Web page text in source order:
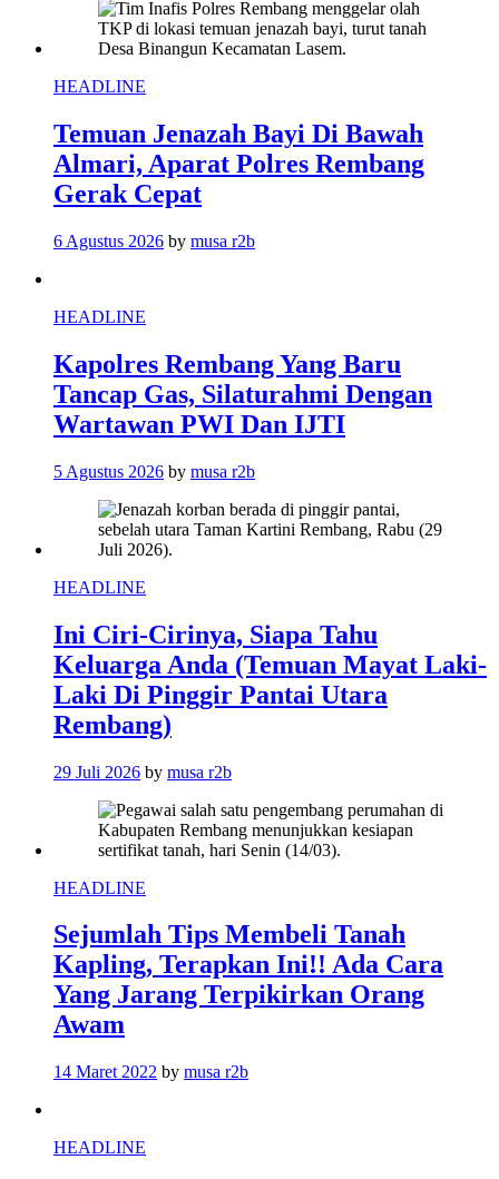
HEADLINE
Temuan Jenazah Bayi Di Bawah
Almari, Aparat Polres Rembang
Gerak Cepat
6 Agustus 2026 by musa r2b
HEADLINE
Kapolres Rembang Yang Baru
Tancap Gas, Silaturahmi Dengan
Wartawan PWI Dan IJTI
5 Agustus 2026 by musa r2b
HEADLINE
Ini Ciri-Cirinya, Siapa Tahu
Keluarga Anda (Temuan Mayat Laki-
Laki Di Pinggir Pantai Utara
Rembang)
29 Juli 2026 by musa r2b
HEADLINE
Sejumlah Tips Membeli Tanah
Kapling, Terapkan Ini!! Ada Cara
Yang Jarang Terpikirkan Orang
Awam
14 Maret 2022 by musa r2b
HEADLINE